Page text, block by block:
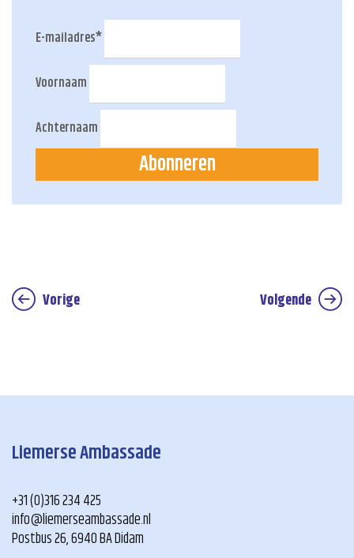
E-mailadres*
Voornaam
Achternaam
Abonneren
Vorige Volgende
Liemerse Ambassade
+31 (0)316 234 425
info@liemerseambassade.nl
Postbus 26, 6940 BA Didam